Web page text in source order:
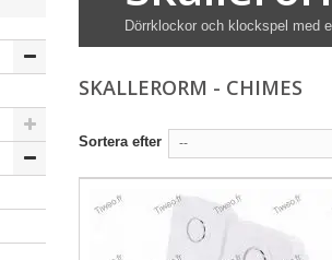
Dörrklockor och klockspel med
SKALLERORM - CHIMES
Sortera efter --